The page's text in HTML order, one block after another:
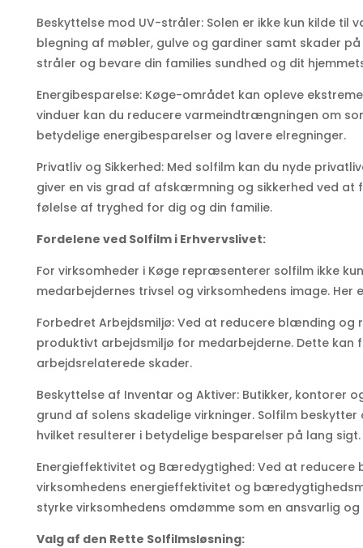
Beskyttelse mod UV-stråler: Solen er ikke kun kilde
blegning af møbler, gulve og gardiner samt skader
stråler og bevare din families sundhed og dit
Energibesparelse: Køge-området kan opleve
vinduer kan du reducere varmeindtrængningen om
betydelige energibesparelser og lavere elregninger.
Privatliv og Sikkerhed: Med solfilm kan du nyde
giver en vis grad af afskærmning og sikkerhed ved at
følelse af tryghed for dig og din familie.
Fordelene ved Solfilm i Erhvervslivet:
For virksomheder i Køge repræsenterer solfilm ikke
medarbejdernes trivsel og virksomhedens image. Her
Forbedret Arbejdsmiljø: Ved at reducere blænding
produktivt arbejdsmiljø for medarbejderne. Dette
arbejdsrelaterede skader.
Beskyttelse af Inventar og Aktiver: Butikker, kontorer
grund af solens skadelige virkninger. Solfilm
hvilket resulterer i betydelige besparelser på lang sigt.
Energieffektivitet og Bæredygtighed: Ved at
virksomhedens energieffektivitet og
styrke virksomhedens omdømme som en ansvarlig
Valg af den Rette Solfilmsløsning: